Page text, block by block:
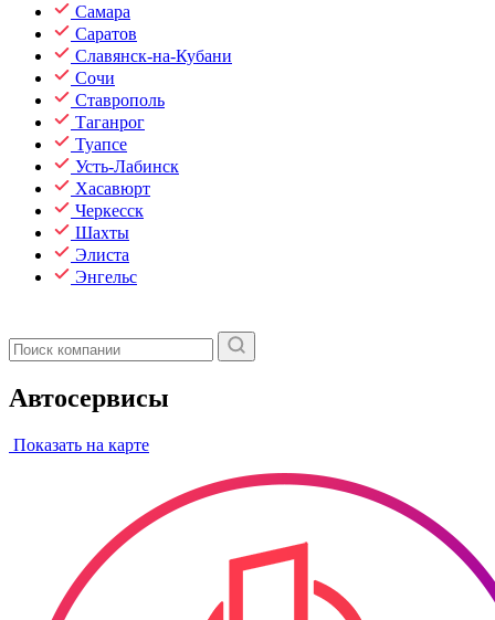
Самара
Саратов
Славянск-на-Кубани
Сочи
Ставрополь
Таганрог
Туапсе
Усть-Лабинск
Хасавюрт
Черкесск
Шахты
Элиста
Энгельс
Автосервисы
Показать на карте